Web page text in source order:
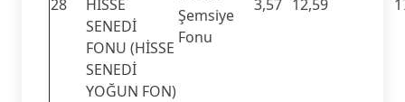
28
HİSSE
SENEDİ
FONU (HİSSE
SENEDİ
YOĞUN FON)
Şemsiye
Fonu
3,57 12,59